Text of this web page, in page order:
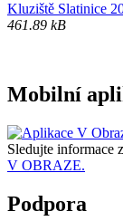
Kluziště Slatinice
461.89 kB
Mobilní
Sledujte informace
V OBRAZE.
Podpora